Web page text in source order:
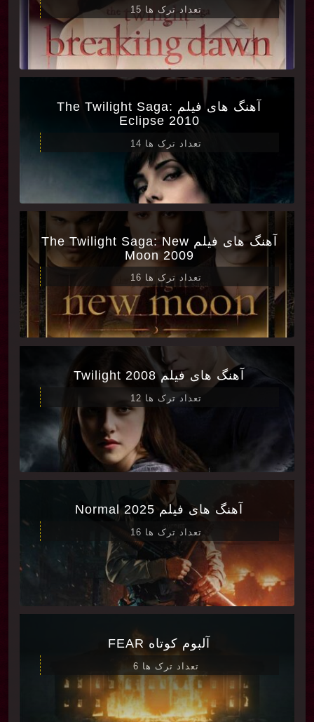
تعداد ترک ها 15
آهنگ های فیلم The Twilight Saga:
Eclipse 2010
تعداد ترک ها 14
آهنگ های فیلم The Twilight Saga: New
Moon 2009
تعداد ترک ها 16
آهنگ های فیلم Twilight 2008
تعداد ترک ها 12
آهنگ های فیلم Normal 2025
تعداد ترک ها 16
آلبوم کوتاه FEAR
تعداد ترک ها 6